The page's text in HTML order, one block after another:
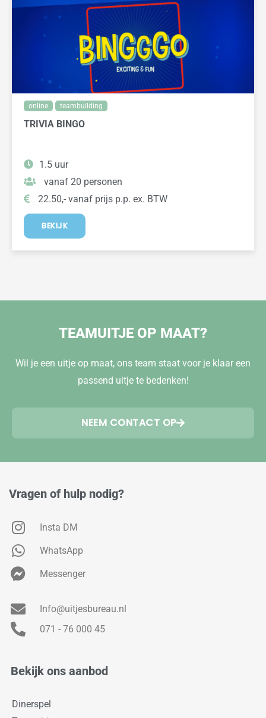
online teambuilding
TRIVIA BINGO
1.5 uur
vanaf 20 personen
22.50,- vanaf prijs p.p. ex. BTW
BEKIJK
TEAMUITJE OP MAAT?
Wil je een uitje op maat, ons team staat voor je klaar een
passend uitje te bedenken!
NEEM CONTACT OP
Vragen of hulp nodig?
Insta DM
WhatsApp
Messenger
Info@uitjesbureau.nl
071 - 76 000 45
Bekijk ons aanbod
Dinerspel